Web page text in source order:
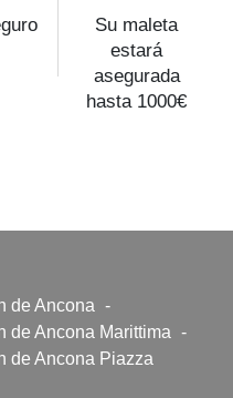
Su maleta
estará
asegurada
hasta 1000€
de Ancona
-
de Ancona Marittima
-
de Ancona Piazza